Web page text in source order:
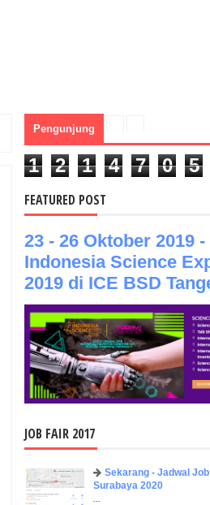
Pengunjung
1 2 1 4 7 0 5
FEATURED POST
23 - 26 Oktober 2019 -
Indonesia Science
2019 di ICE BSD
JOB FAIR 2017
Sekarang - Jadwal
Surabaya 2020
...